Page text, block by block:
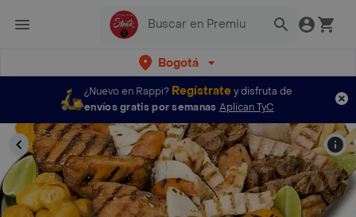
Bogotá
¿Nuevo en Rappi? Regístratey disfruta de
envíos gratis por semanas Aplican TyC